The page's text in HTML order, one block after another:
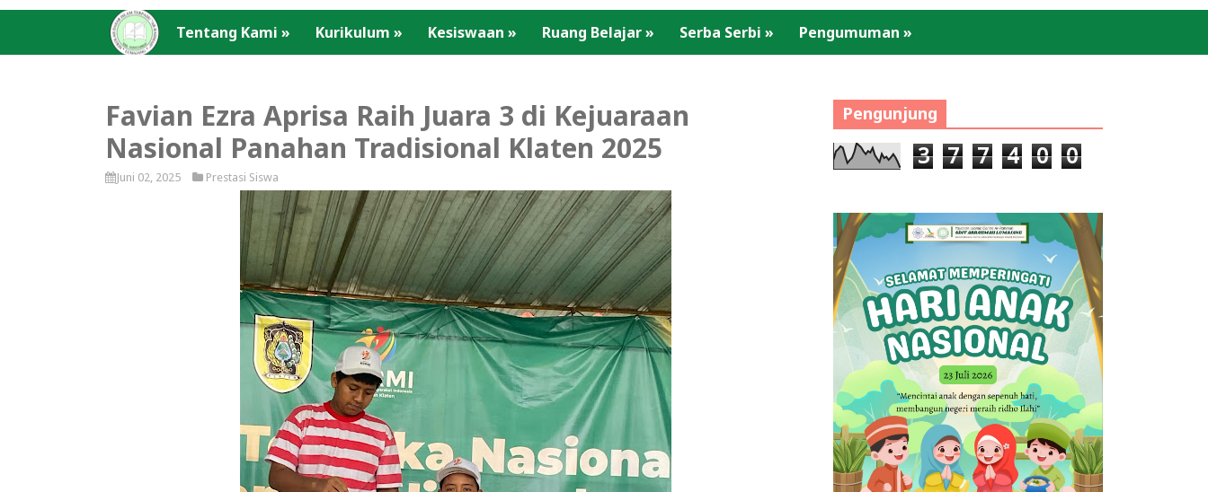
Tentang Kami » Kurikulum » Kesiswaan » Ruang Belajar» Serba Serbi » Pengumuman »
Favian Ezra Aprisa Raih Juara 3 di Kejuaraan
Nasional Panahan Tradisional Klaten 2025
Juni 02, 2025 Prestasi Siswa
Pengunjung
3 7 7 4 0 0